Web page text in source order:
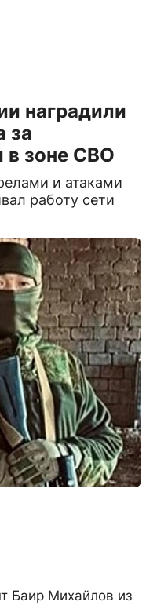
наградили
за
в зоне СВО
и атаками
работу сети
Баир Михайлов из